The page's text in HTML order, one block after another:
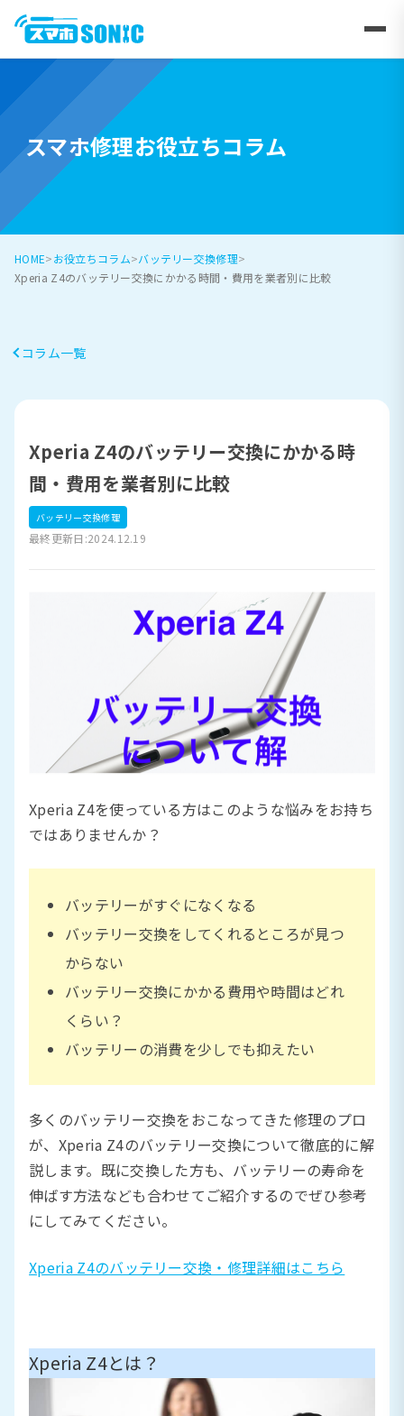
スマホ修理お役立ちコラム
HOME お役立ちコラム バッテリー交換修理
Xperia Z4のバッテリー交換にかかる時間・費用を業者別に比較
コラム一覧
Xperia Z4のバッテリー交換にかかる時
間・費用を業者別に比較
バッテリー交換修理
最終更新日:2024.12.19
Xperia Z4を使っている方はこのような悩みをお持ち
ではありませんか？
バッテリーがすぐになくなる
バッテリー交換をしてくれるところが見つ
からない
バッテリー交換にかかる費用や時間はどれ
くらい？
バッテリーの消費を少しでも抑えたい
多くのバッテリー交換をおこなってきた修理のプロ
が、Xperia Z4のバッテリー交換について徹底的に解
説します。既に交換した方も、バッテリーの寿命を
伸ばす方法なども合わせてご紹介するのでぜひ参考
にしてみてください。
Xperia Z4のバッテリー交換・修理詳細はこちら
Xperia Z4とは？